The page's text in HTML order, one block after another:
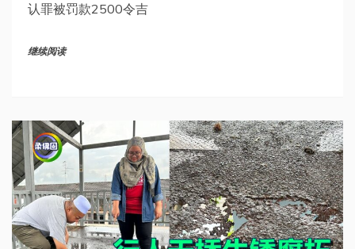
认罪被罚款2500令吉
继续阅读